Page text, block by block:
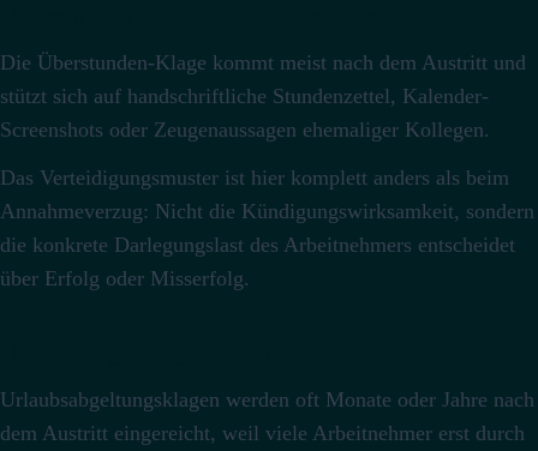
Die Überstunden-Klage kommt meist nach dem Austritt und
stützt sich auf handschriftliche Stundenzettel, Kalender-
Screenshots oder Zeugenaussagen ehemaliger Kollegen.
Das Verteidigungsmuster ist hier komplett anders als beim
Annahmeverzug: Nicht die Kündigungswirksamkeit, sondern
die konkrete Darlegungslast des Arbeitnehmers entscheidet
über Erfolg oder Misserfolg.
Urlaubsabgeltungsklagen werden oft Monate oder Jahre nach
dem Austritt eingereicht, weil viele Arbeitnehmer erst durch